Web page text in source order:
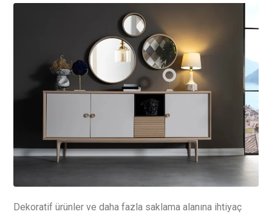
Dekoratif ürünler ve daha fazla saklama alanına ihtiyaç